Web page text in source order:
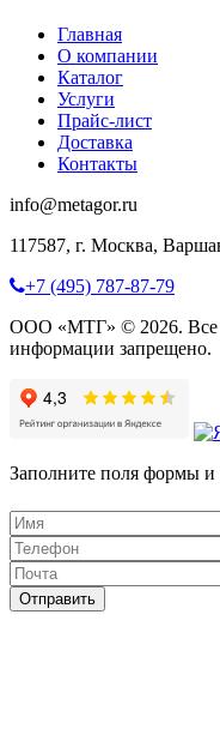
Главная
О компании
Каталог
Услуги
Прайс-лист
Доставка
Контакты
info@metagor.ru
117587, г. Москва,
+7 (495) 787-87-79
ООО «МТГ» © 2026. Все
информации запрещено.
Заполните поля формы
Отправить